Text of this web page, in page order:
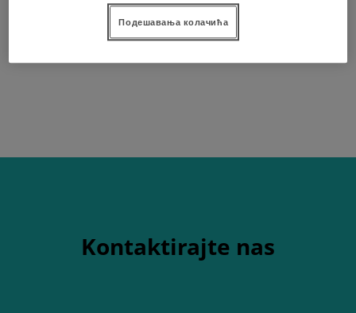
Kubota traktor M5091 N Power
Crawler
Kontaktirajte nas
Подешавања колачића